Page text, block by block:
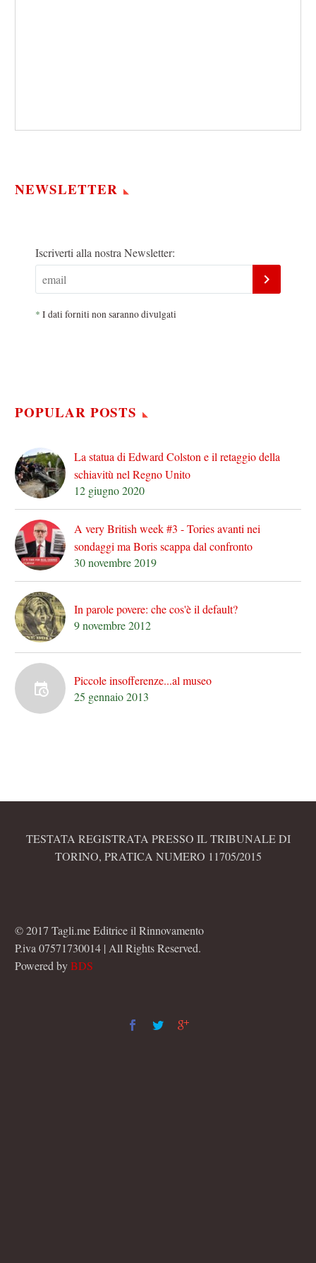
NEWSLETTER
Iscriverti alla nostra Newsletter:
* I dati forniti non saranno divulgati
POPULAR POSTS
La statua di Edward Colston e il retaggio della
schiavitù nel Regno Unito
12 giugno 2020
A very British week #3 - Tories avanti nei
sondaggi ma Boris scappa dal confronto
30 novembre 2019
In parole povere: che cos'è il default?
9 novembre 2012
Piccole insofferenze...al museo
25 gennaio 2013
TESTATA REGISTRATA PRESSO IL TRIBUNALE DI
TORINO, PRATICA NUMERO 11705/2015
© 2017 Tagli.me Editrice il Rinnovamento
P.iva 07571730014 | All Rights Reserved.
Powered byBDS